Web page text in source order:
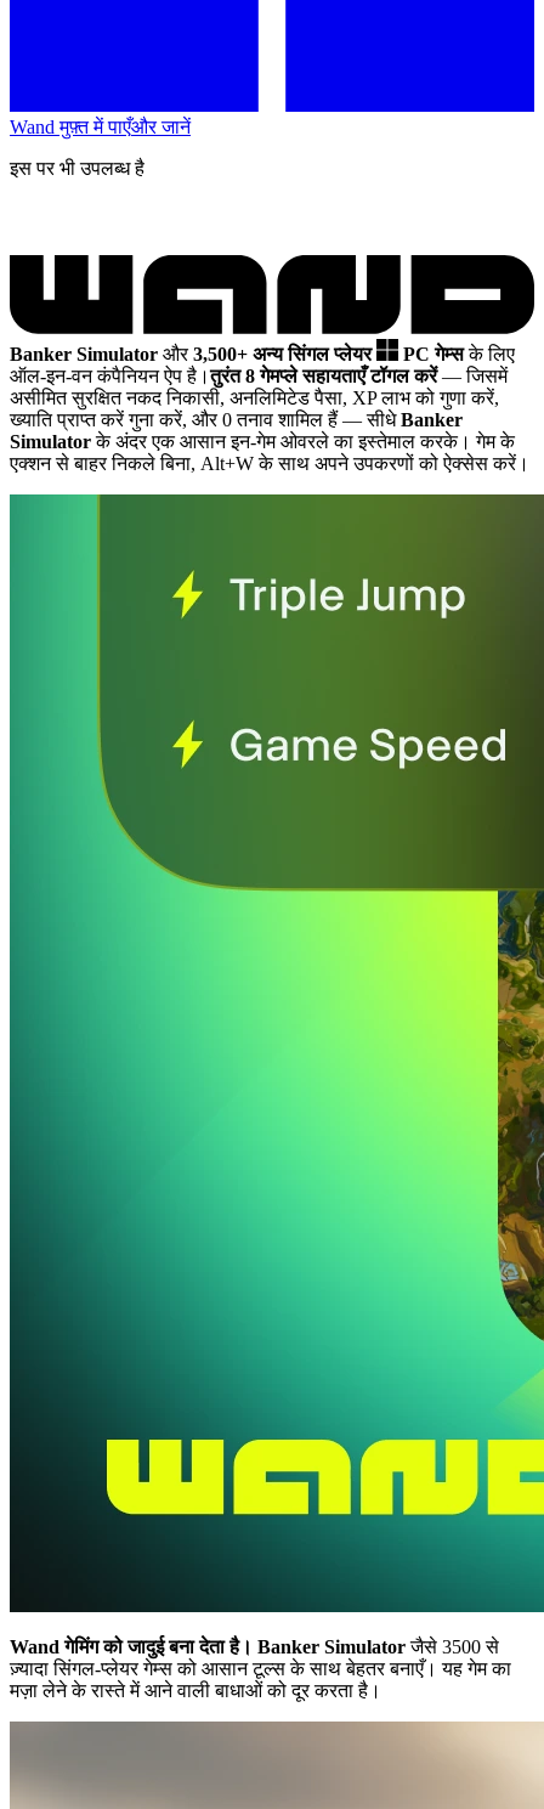
Wand मुफ़्त में पाएँऔर जानें
इस पर भी उपलब्ध है
Banker Simulator और3,500+ अन्य सिंगल प्लेयर PC गेम्सके लिए
ऑल-इन-वन कंपैनियन ऐप है।तुरंत 8 गेमप्ले सहायताएँ टॉगल करें— जिसमें
असीमित सुरक्षित नकद निकासी, अनलिमिटेड पैसा, XP लाभ को गुणा करें,
ख्याति प्राप्त करें गुना करें, और 0 तनाव शामिल हैं — सीधेBanker
Simulatorके अंदर एक आसान इन-गेम ओवरले का इस्तेमाल करके। गेम के
एक्शन से बाहर निकले बिना, Alt+W के साथ अपने उपकरणों को ऐक्सेस करें।
Wand गेमिंग को जादुई बना देता है। Banker Simulatorजैसे 3500 से
ज़्यादा सिंगल-प्लेयर गेम्स को आसान टूल्स के साथ बेहतर बनाएँ। यह गेम का
मज़ा लेने के रास्ते में आने वाली बाधाओं को दूर करता है।